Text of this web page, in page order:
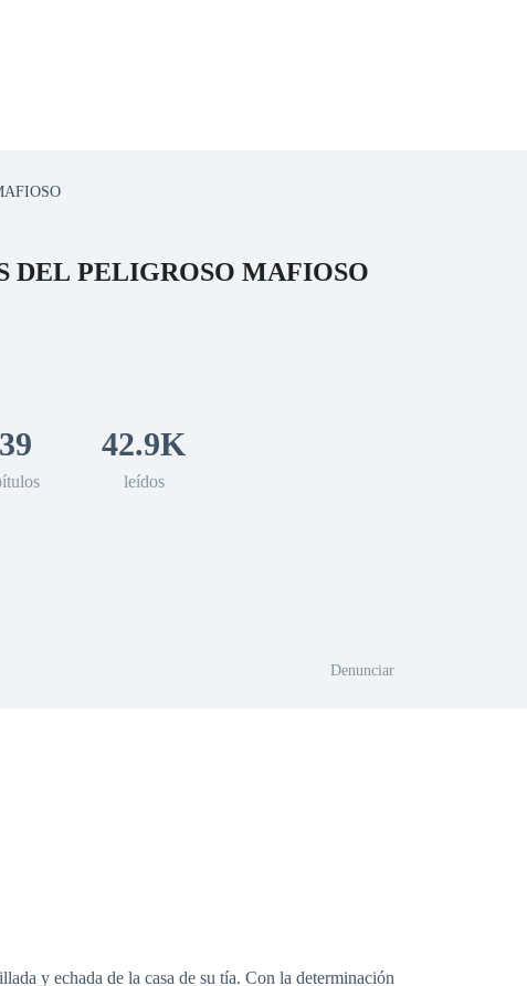
DEL PELIGROSO MAFIOSO
42.9K
leídos
Denunciar
y echada de la casa de su tía. Con la determinación